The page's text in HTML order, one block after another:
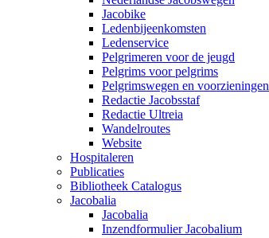
Jacobike
Ledenbijeenkomsten
Ledenservice
Pelgrimeren voor de jeugd
Pelgrims voor pelgrims
Pelgrimswegen en voorzieningen
Redactie Jacobsstaf
Redactie Ultreia
Wandelroutes
Website
Hospitaleren
Publicaties
Bibliotheek Catalogus
Jacobalia
Jacobalia
Inzendformulier Jacobalium